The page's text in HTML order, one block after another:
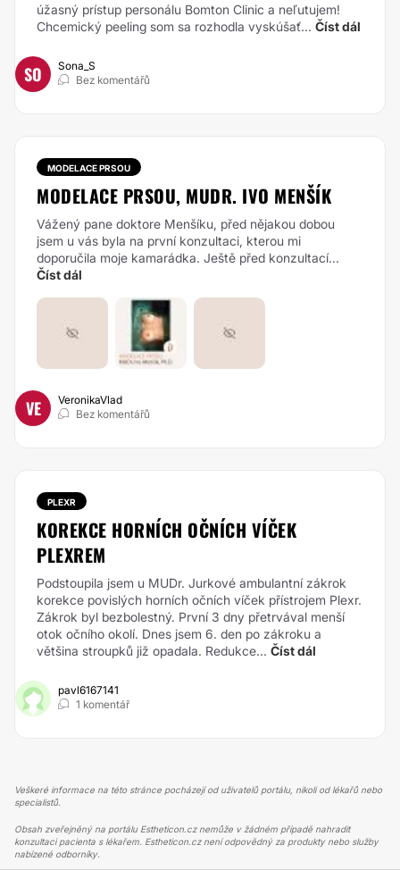
úžasný prístup personálu Bomton Clinic a neľutujem!
Chcemický peeling som sa rozhodla vyskúšať... Číst dál
SO
Sona_S
Bez komentářů
MODELACE PRSOU
MODELACE PRSOU, MUDR. IVO MENŠÍK
Vážený pane doktore Menšíku, před nějakou dobou
jsem u vás byla na první konzultaci, kterou mi
doporučila moje kamarádka. Ještě před konzultací...
Číst dál
VE
VeronikaVlad
Bez komentářů
PLEXR
KOREKCE HORNÍCH OČNÍCH VÍČEK
PLEXREM
Podstoupila jsem u MUDr. Jurkové ambulantní zákrok
korekce povislých horních očních víček přístrojem Plexr.
Zákrok byl bezbolestný. První 3 dny přetrvával menší
otok očního okolí. Dnes jsem 6. den po zákroku a
většina stroupků již opadala. Redukce... Číst dál
pavl6167141
1 komentář
Veškeré informace na této stránce pocházejí od uživatelů portálu, nikoli od lékařů nebo
specialistů.
Obsah zveřejněný na portálu Estheticon.cz nemůže v žádném případě nahradit
konzultaci pacienta s lékařem. Estheticon.cz není odpovědný za produkty nebo služby
nabízené odborníky.